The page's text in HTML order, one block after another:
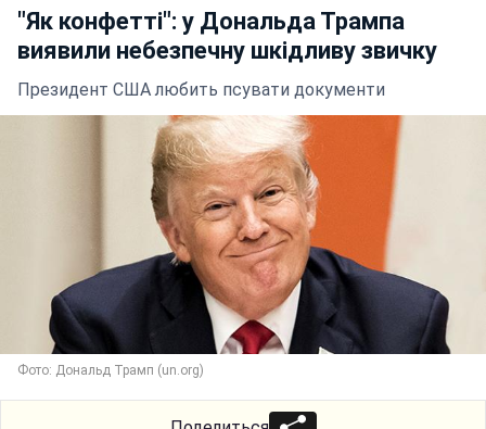
"Як конфетті": у Дональда Трампа
виявили небезпечну шкідливу звичку
Президент США любить псувати документи
Фото: Дональд Трамп (un.org)